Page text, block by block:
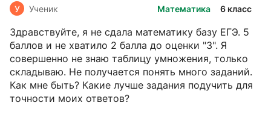
Математика 6 класс
У Ученик
Здравствуйте, я не сдала математику базу ЕГЭ. 5
баллов и не хватило 2 балла до оценки "3". Я
совершенно не знаю таблицу умножения, только
складываю. Не получается понять много заданий.
Как мне быть? Какие лучше задания подучить для
точности моих ответов?